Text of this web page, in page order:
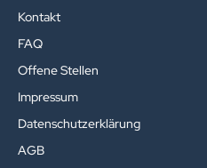
Kontakt
FAQ
Offene Stellen
Impressum
Datenschutzerklärung
AGB